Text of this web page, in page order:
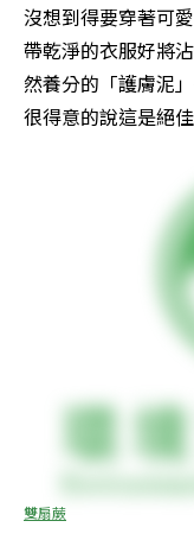
沒想到得要穿著可
帶乾淨的衣服好將
然養分的「護膚泥
很得意的說這是絕
雙扇蕨